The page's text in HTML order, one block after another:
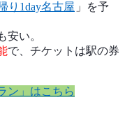
り1day名古屋 」を予
安い。
で、チケットは駅の券
ン」はこちら